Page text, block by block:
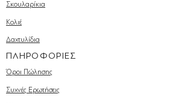
Σκουλαρίκια
Κολιέ
Δαχτυλίδια
ΠΛΗΡΟΦΟΡΙΕΣ
Όροι Πώλησης
Συχνές Ερωτήσεις